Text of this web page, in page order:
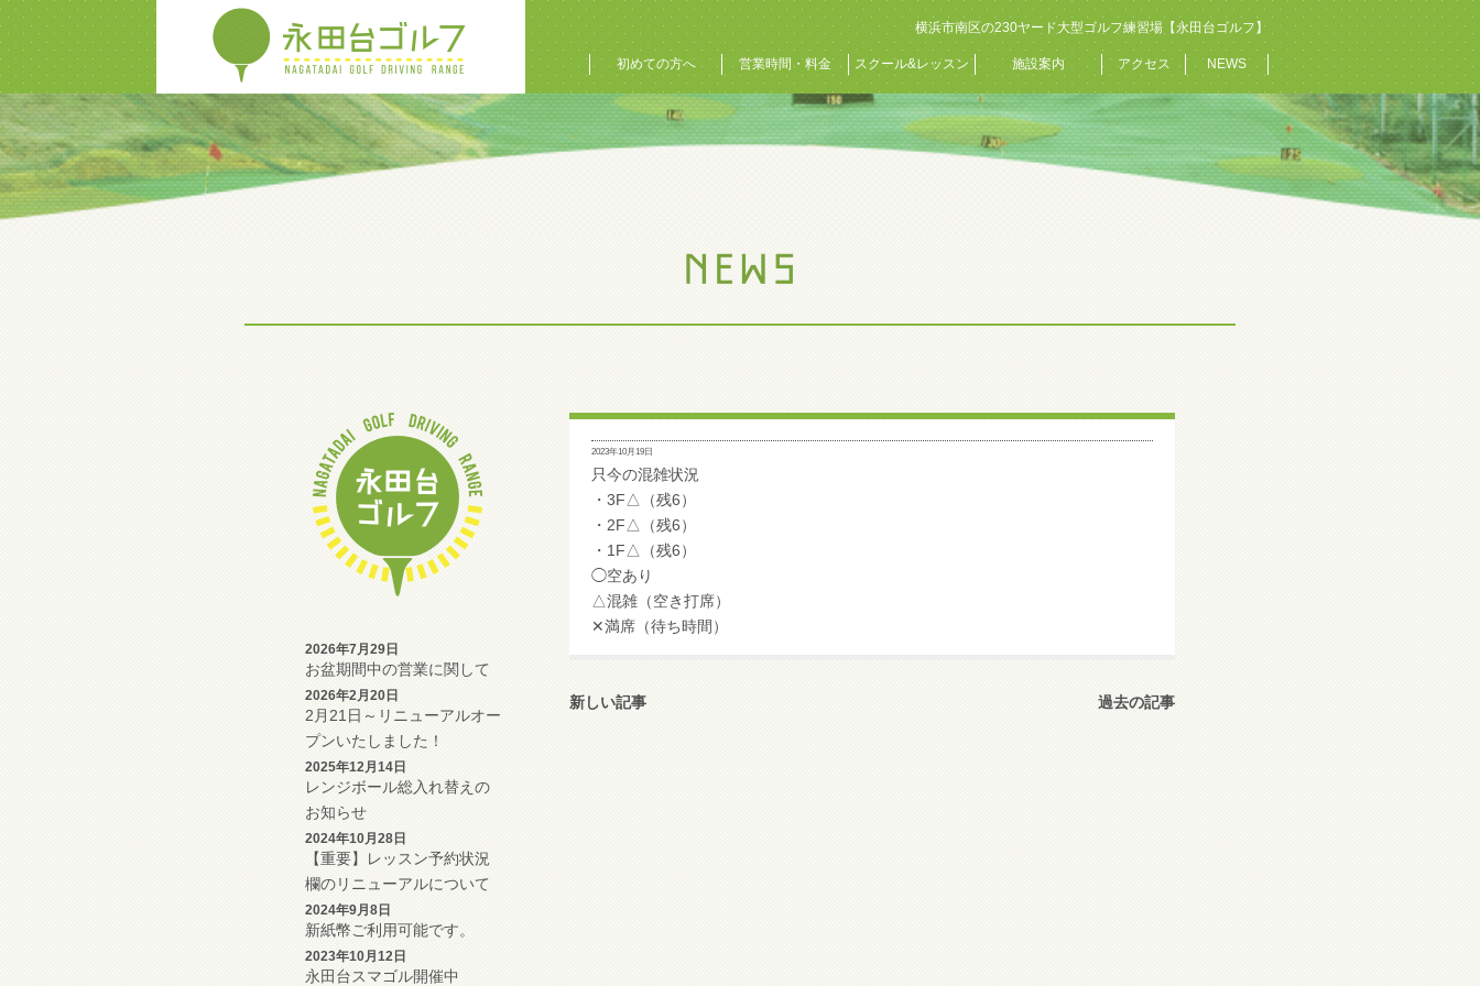
横浜市南区の230ヤード大型ゴルフ練習場【永田台ゴルフ】
初めての方へ 営業時間・料金 スクール&レッスン 施設案内 アクセス NEWS
2026年7月29日
お盆期間中の営業に関して
2026年2月20日
2月21日～リニューアルオー
プンいたしました！
2025年12月14日
レンジボール総入れ替えの
お知らせ
2024年10月28日
【重要】レッスン予約状況
欄のリニューアルについて
2024年9月8日
新紙幣ご利用可能です。
2023年10月12日
永田台スマゴル開催中
2023年10月19日
只今の混雑状況
・3F△（残6）
・2F△（残6）
・1F△（残6）
◯空あり
△混雑（空き打席）
✕満席（待ち時間）
新しい記事 過去の記事